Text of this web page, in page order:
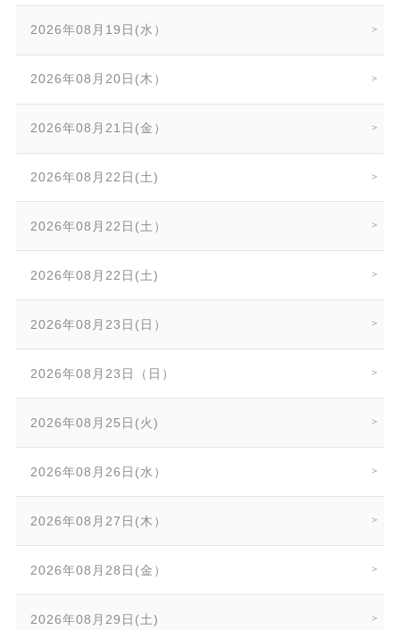
2026年08月19日(水）
2026年08月20日(木）
2026年08月21日(金）
2026年08月22日(土)
2026年08月22日(土）
2026年08月22日(土)
2026年08月23日(日）
2026年08月23日（日）
2026年08月25日(火)
2026年08月26日(水）
2026年08月27日(木）
2026年08月28日(金）
2026年08月29日(土)